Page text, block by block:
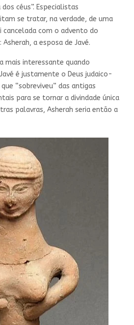
céus”. Especialistas
se tratar, na verdade, de uma
cancelada com o advento do
a esposa de Javé.
mais interessante quando
é justamente o Deus judaico-
“sobreviveu” das antigas
para se tornar a divindade única
palavras, Asherah seria então a